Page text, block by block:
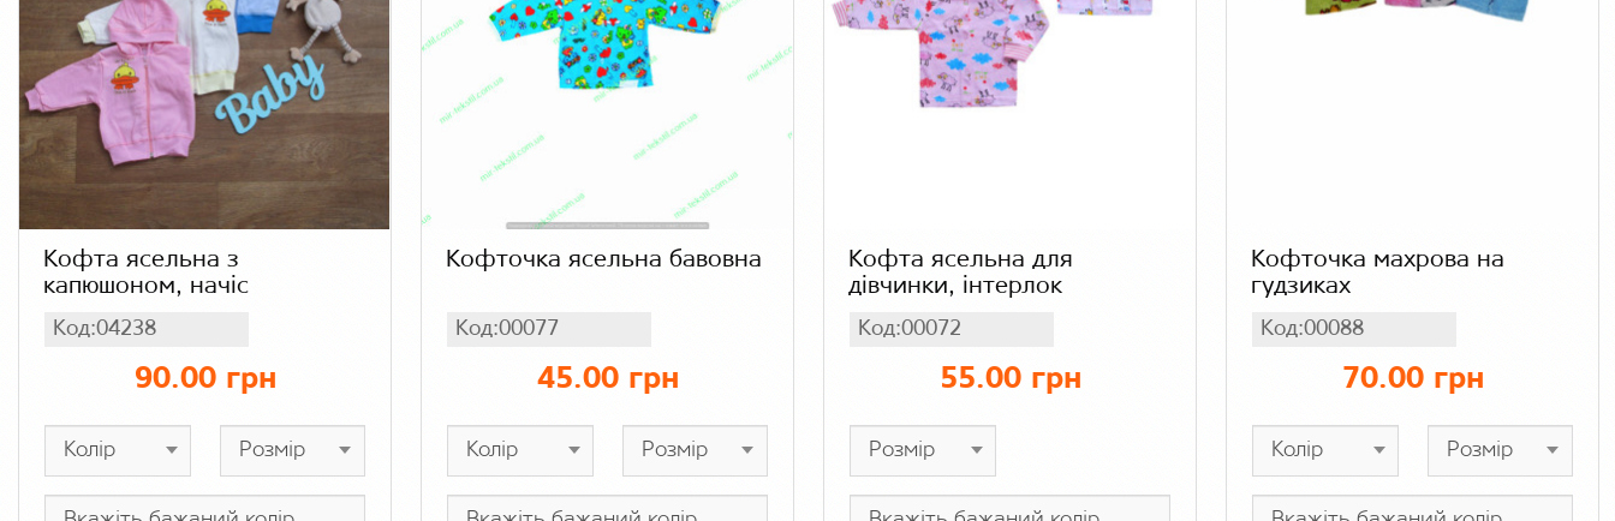
Кофта ясельна з
капюшоном, начіс
Код:04238
90.00 грн
Кофточка ясельна бавовна
Код:00077
45.00 грн
Кофта ясельна для
дівчинки, інтерлок
Код:00072
55.00 грн
Кофточка махрова на
гудзиках
Код:00088
70.00 грн